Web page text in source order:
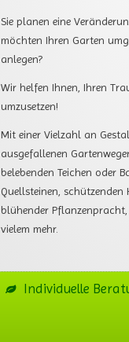
Sie planen eine
möchten Ihren Garten
anlegen?
Wir helfen Ihnen, Ihren
umzusetzen!
Mit einer Vielzahl an
ausgefallenen
belebenden Teichen oder
Quellsteinen, schützenden
blühender
vielem mehr.
Individuelle